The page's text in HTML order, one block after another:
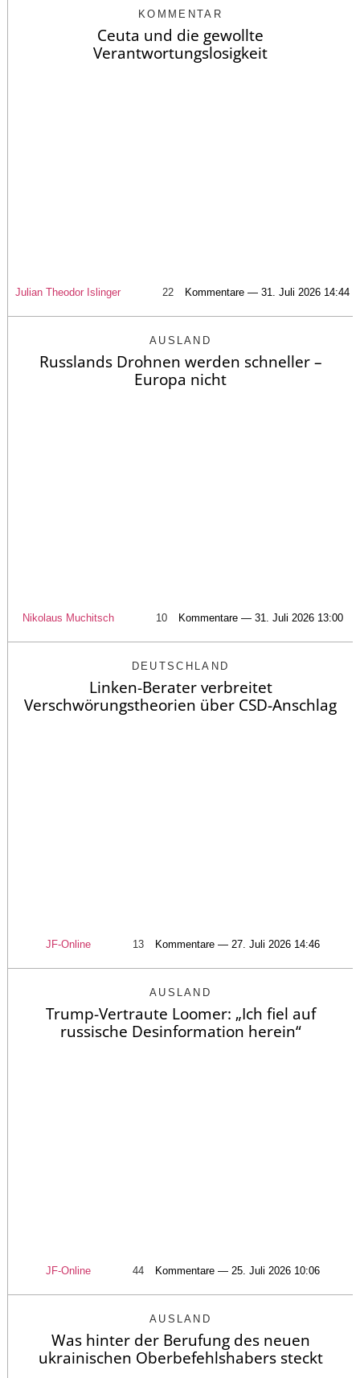
KOMMENTAR
Ceuta und die gewollte
Verantwortungslosigkeit
Julian Theodor Islinger 22 Kommentare — 31. Juli 2026 14:44
AUSLAND
Russlands Drohnen werden schneller –
Europa nicht
Nikolaus Muchitsch 10 Kommentare — 31. Juli 2026 13:00
DEUTSCHLAND
Linken-Berater verbreitet
Verschwörungstheorien über CSD-Anschlag
JF-Online 13 Kommentare — 27. Juli 2026 14:46
AUSLAND
Trump-Vertraute Loomer: „Ich fiel auf
russische Desinformation herein“
JF-Online 44 Kommentare — 25. Juli 2026 10:06
AUSLAND
Was hinter der Berufung des neuen
ukrainischen Oberbefehlshabers steckt